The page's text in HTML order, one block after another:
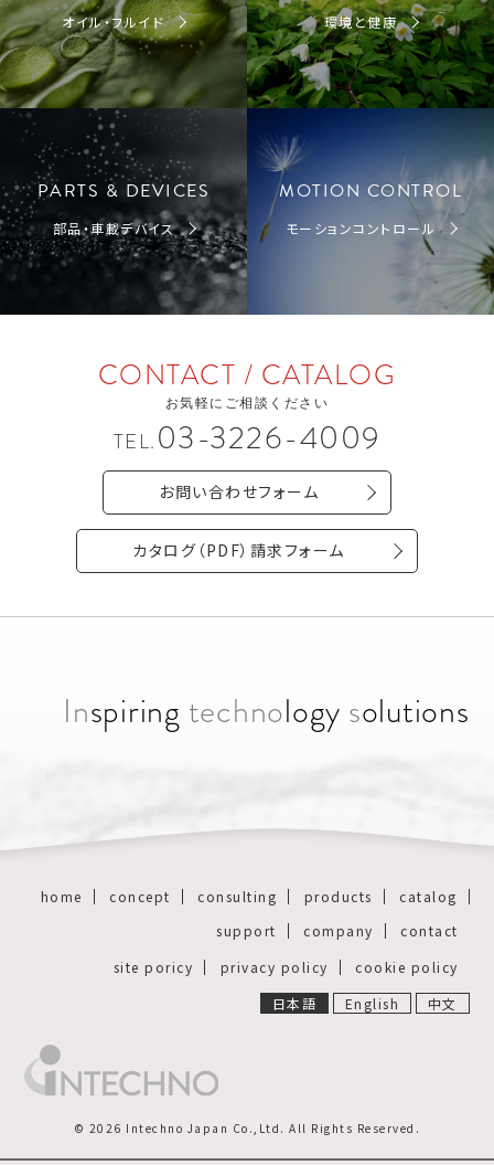
オイル・フルイド 環境と健康
PARTS & DEVICES
部品・車載デバイス
MOTION CONTROL
モーションコントロール
CONTACT / CATALOG
お気軽にご相談ください
TEL. 03-3226-4009
お問い合わせフォーム
カタログ（PDF）請求フォーム
Inspiring technology solutions
home concept consulting products
catalog
support
company
contact
site poricy
privacy policy
cookie policy
日本語
English 中文
© 2026 Intechno Japan Co.,Ltd. All Rights Reserved.